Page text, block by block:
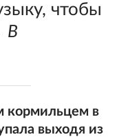
чтобы
В
кормильцем в
выходя из